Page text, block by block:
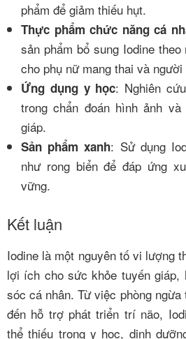
phẩm để giảm thiếu hụt.
Thực phẩm chức năng cá
sản phẩm bổ sung Iodine
cho phụ nữ mang thai và người
Ứng dụng y học: Nghiên
trong chẩn đoán hình ảnh
giáp.
Sản phẩm xanh: Sử dụng
như rong biển để đáp ứng
vững.
Kết luận
Iodine là một nguyên tố vi lượng
lợi ích cho sức khỏe tuyến giáp,
sóc cá nhân. Từ việc phòng
đến hỗ trợ phát triển trí não,
thể thiếu trong y học, dinh